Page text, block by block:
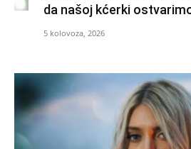
da našoj kćerki
5 kolovoza, 2026